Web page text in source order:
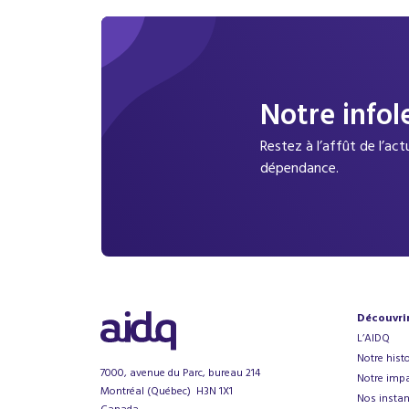
Notre
Restez à l’affût de
dépendance.
7000, avenue du Parc, bureau 214
Montréal (Québec) H3N 1X1
L’AIDQ
Notre
Notre
Nos